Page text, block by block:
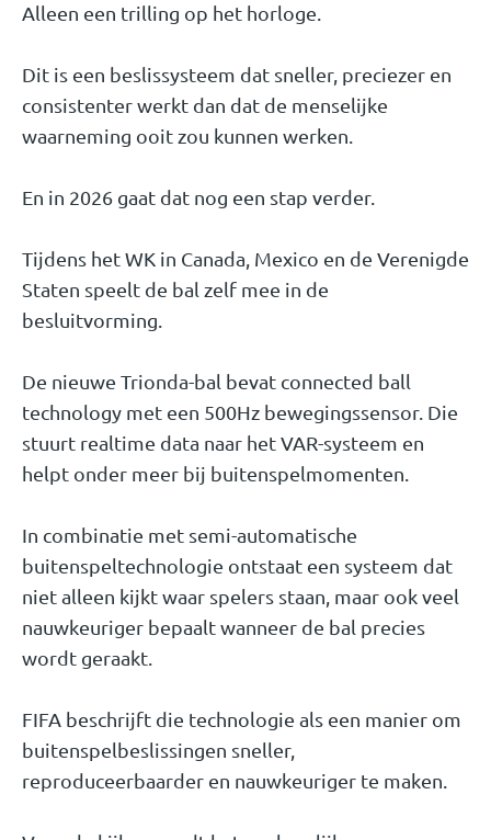
Alleen een trilling op het horloge.
Dit is een beslissysteem dat sneller, preciezer en
consistenter werkt dan dat de menselijke
waarneming ooit zou kunnen werken.
En in 2026 gaat dat nog een stap verder.
Tijdens het WK in Canada, Mexico en de Verenigde
Staten speelt de bal zelf mee in de
besluitvorming.
De nieuwe Trionda-bal bevat connected ball
technology met een 500Hz bewegingssensor. Die
stuurt realtime data naar het VAR-systeem en
helpt onder meer bij buitenspelmomenten.
In combinatie met semi-automatische
buitenspeltechnologie ontstaat een systeem dat
niet alleen kijkt waar spelers staan, maar ook veel
nauwkeuriger bepaalt wanneer de bal precies
wordt geraakt.
FIFA beschrijft die technologie als een manier om
buitenspelbeslissingen sneller,
reproduceerbaarder en nauwkeuriger te maken.